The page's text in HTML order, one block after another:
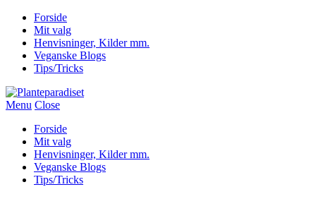
Forside
Mit valg
Henvisninger, Kilder mm.
Veganske Blogs
Tips/Tricks
Menu Close
Forside
Mit valg
Henvisninger, Kilder mm.
Veganske Blogs
Tips/Tricks